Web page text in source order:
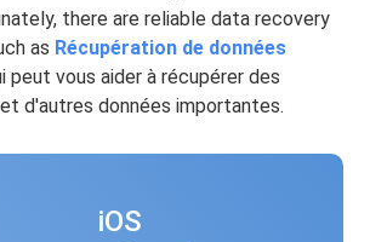
there are reliable data recovery
as Récupération de données
peut vous aider à récupérer des
d'autres données importantes.
iOS